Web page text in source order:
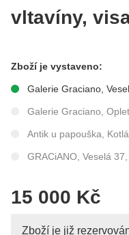
vltavíny,
Zboží je vystaveno:
Galerie Graciano,
Galerie Graciano,
Antik u papouška,
GRACiANO, Veselá
15 000 Kč
Zboží je již